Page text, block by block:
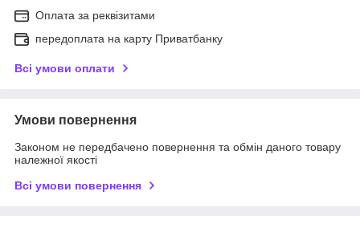
Оплата за реквізитами
передоплата на карту Приватбанку
Всі умови оплати
Умови повернення
Законом не передбачено повернення та обмін даного товару
належної якості
Всі умови повернення